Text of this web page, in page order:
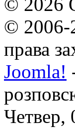
© 2026
© 2006-
права
Joomla!
Четвер,